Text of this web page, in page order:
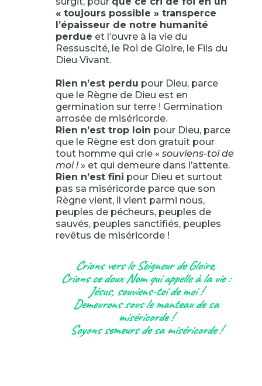
« toujours possible » transperce
l’épaisseur de notre humanité
perdue et l’ouvre à la vie du
Ressuscité, le Roi de Gloire, le Fils du
Dieu Vivant.
Rien n’est perdu pour Dieu, parce
que le Règne de Dieu est en
germination sur terre ! Germination
arrosée de miséricorde.
Rien n’est trop loin pour Dieu, parce
que le Règne est don gratuit pour
tout homme qui crie « souviens-toi de
moi !» et qui demeure dans l’attente.
Rien n’est fini pour Dieu et surtout
pas sa miséricorde parce que son
Règne vient, il vient parmi nous,
peuples de pécheurs, peuples de
sauvés, peuples sanctifiés, peuples
revêtus de miséricorde !
Crions vers le Seigneur de Gloire,
Crions ce doux Nom qui appelle à la vie :
Jésus, souviens-toi de moi !
Demeurons sous le manteau de sa
miséricorde !
Soyons semeurs de sa miséricorde !